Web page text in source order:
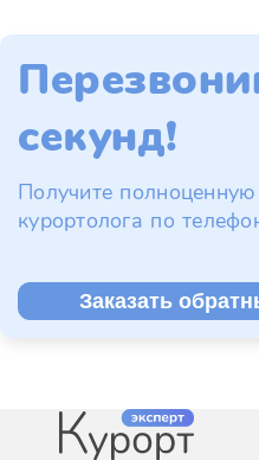
секунд!
Получите
курортолога по
Заказать